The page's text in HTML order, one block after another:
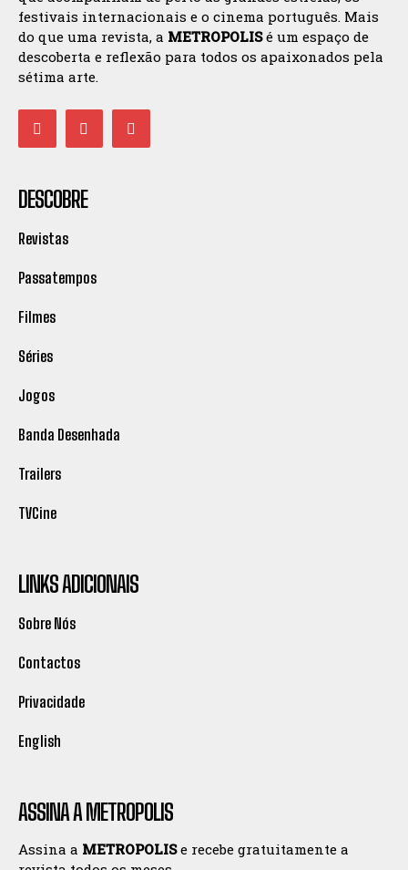
festivais internacionais e o cinema português. Mais
do que uma revista, a METROPOLISé um espaço de
descoberta e reflexão para todos os apaixonados pela
sétima arte.
DESCOBRE
Revistas
Passatempos
Filmes
Séries
Jogos
Banda Desenhada
Trailers
TVCine
LINKS ADICIONAIS
Sobre Nós
Contactos
Privacidade
English
ASSINA A METROPOLIS
Assina a METROPOLISe recebe gratuitamente a